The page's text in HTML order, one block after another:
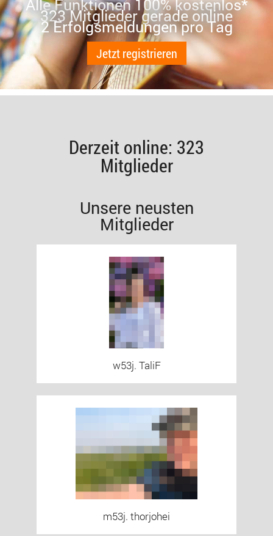
Alle Funktionen 100% kostenlos*
323 Mitglieder gerade online
2 Erfolgsmeldungen pro Tag
Jetzt registrieren
Derzeit online: 323
Mitglieder
Unsere neusten
Mitglieder
w53j. TaliF
m53j. thorjohei